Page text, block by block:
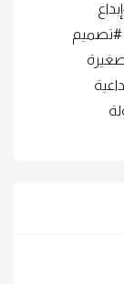
#تصميم